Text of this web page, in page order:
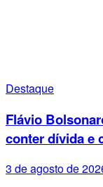
Destaque
Flávio
conter dívida e
3 de agosto de